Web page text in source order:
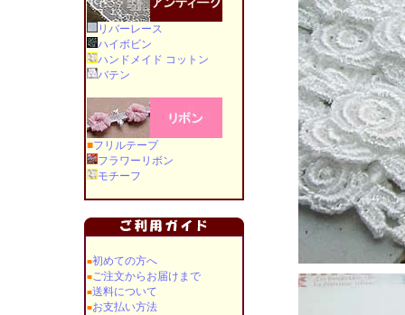
リバーレース
ハイボビン
ハンドメイド コットン
バテン
■フリルテープ
フラワーリボン
モチーフ
■初めての方へ
■ご注文からお届けまで
■送料について
■お支払い方法